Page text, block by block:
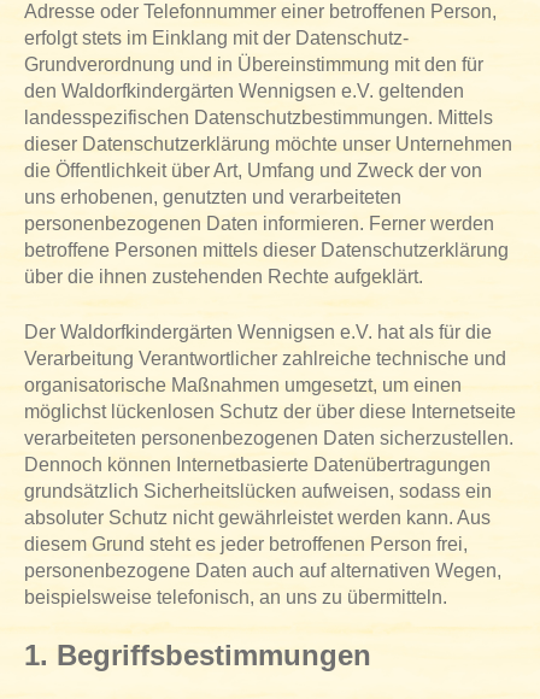
Adresse oder Telefonnummer einer betroffenen Person,
erfolgt stets im Einklang mit der Datenschutz-
Grundverordnung und in Übereinstimmung mit den für
den Waldorfkindergärten Wennigsen e.V. geltenden
landesspezifischen Datenschutzbestimmungen. Mittels
dieser Datenschutzerklärung möchte unser Unternehmen
die Öffentlichkeit über Art, Umfang und Zweck der von
uns erhobenen, genutzten und verarbeiteten
personenbezogenen Daten informieren. Ferner werden
betroffene Personen mittels dieser Datenschutzerklärung
über die ihnen zustehenden Rechte aufgeklärt.
Der Waldorfkindergärten Wennigsen e.V. hat als für die
Verarbeitung Verantwortlicher zahlreiche technische und
organisatorische Maßnahmen umgesetzt, um einen
möglichst lückenlosen Schutz der über diese Internetseite
verarbeiteten personenbezogenen Daten sicherzustellen.
Dennoch können Internetbasierte Datenübertragungen
grundsätzlich Sicherheitslücken aufweisen, sodass ein
absoluter Schutz nicht gewährleistet werden kann. Aus
diesem Grund steht es jeder betroffenen Person frei,
personenbezogene Daten auch auf alternativen Wegen,
beispielsweise telefonisch, an uns zu übermitteln.
1. Begriffsbestimmungen